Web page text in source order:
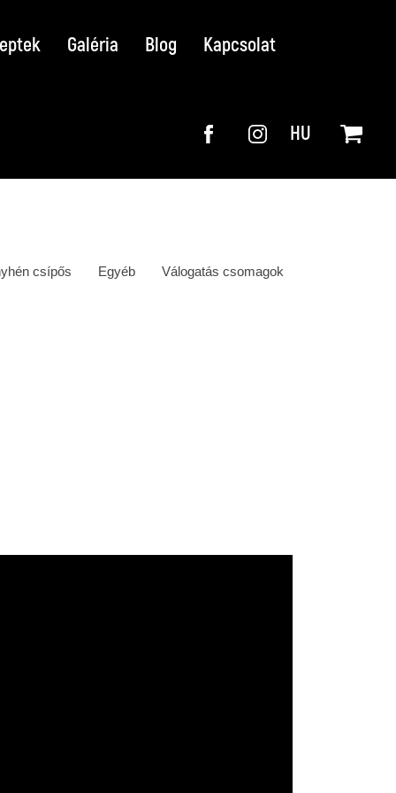
Galéria Blog Kapcsolat
HU
csípős Egyéb Válogatás csomagok